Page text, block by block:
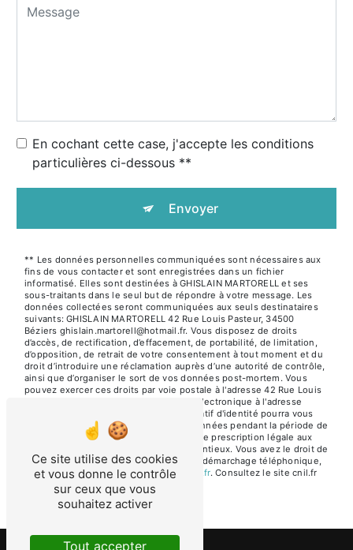
En cochant cette case, j'accepte les conditions
particulières ci-dessous **
Envoyer
** Les données personnelles communiquées sont nécessaires aux
fins de vous contacter et sont enregistrées dans un fichier
informatisé. Elles sont destinées à GHISLAIN MARTORELL et ses
sous-traitants dans le seul but de répondre à votre message. Les
données collectées seront communiquées aux seuls destinataires
suivants: GHISLAIN MARTORELL 42 Rue Louis Pasteur, 34500
Béziers ghislain.martorell@hotmail.fr. Vous disposez de droits
d’accès, de rectification, d’effacement, de portabilité, de limitation,
d’opposition, de retrait de votre consentement à tout moment et du
droit d’introduire une réclamation auprès d’une autorité de contrôle,
ainsi que d’organiser le sort de vos données post-mortem. Vous
pouvez exercer ces droits par voie postale à l'adresse 42 Rue Louis
Pasteur, 34500 Béziers ou par courrier électronique à l'adresse
ghislain.martorell@hotmail.fr. Un justificatif d'identité pourra vous
être demandé. Nous conservons vos données pendant la période de
prise de contact puis pendant la durée de prescription légale aux
fins probatoires et de gestion des contentieux. Vous avez le droit de
vous inscrire sur la liste d'opposition au démarchage téléphonique,
disponible à cette adresse: Bloctel.gouv.fr. Consultez le site cnil.fr
pour plus d’informations sur vos droits.
Ce site utilise des cookies
et vous donne le contrôle
sur ceux que vous
souhaitez activer
Tout accepter